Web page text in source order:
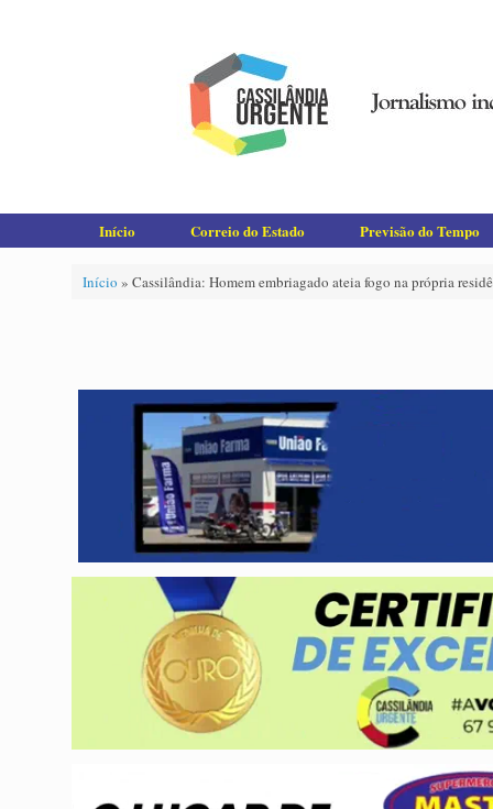
Início Correio do Estado Previsão do Tempo
Início » Cassilândia: Homem embriagado ateia fogo na própria